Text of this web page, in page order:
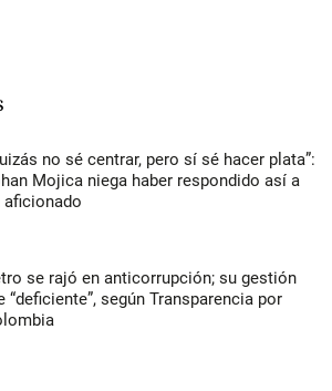
no sé centrar, pero sí sé hacer plata”:
Mojica niega haber respondido así a
aficionado
se rajó en anticorrupción; su gestión
“deficiente”, según Transparencia por